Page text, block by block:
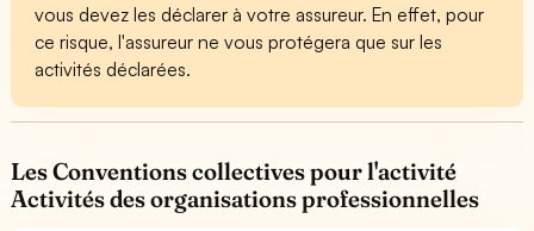
vous devez les déclarer à votre assureur. En effet, pour
ce risque, l'assureur ne vous protégera que sur les
activités déclarées.
Les Conventions collectives pour l'activité
Activités des organisations professionnelles